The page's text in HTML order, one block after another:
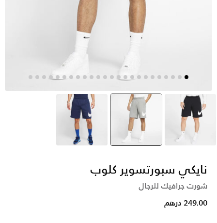
أسود selected
رمادي أزرق
نايكي سبورتسوير كلوب
شورت جرافيك للرجال
249.00 درهم